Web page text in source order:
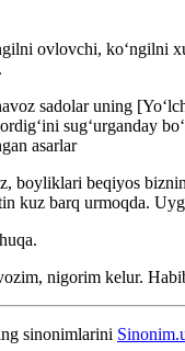
ovlovchi, koʻngilni
sadolar uning
sugʻurganday
asarlar
boyliklari beqiyos
kuz barq urmoqda.
nigorim kelur.
sinonimlarini